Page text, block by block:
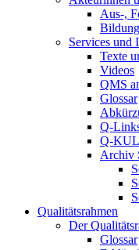
Aus-,
Services und
Texte
Videos
QMS
Glossar
Q-
Q-
Archiv
Qualitätsrahmen
Der
Glossar